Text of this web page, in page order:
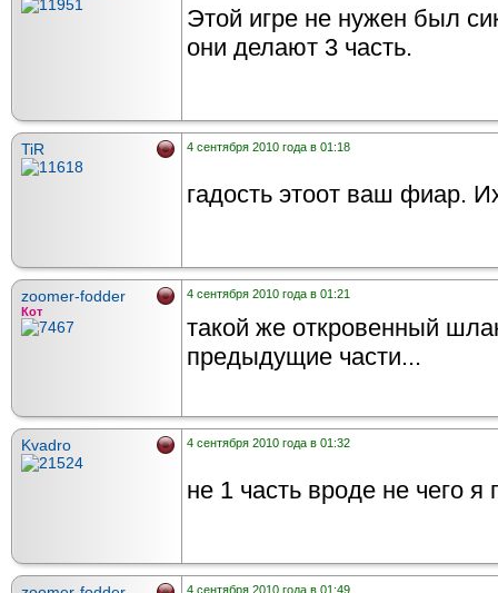
Этой игре не нужен был
они делают 3 часть.
TiR 4 сентября 2010 года в 01:18
гадость этоот ваш фиар.
zoomer-fodder
Кот
4 сентября 2010 года в 01:21
такой же откровенный
предыдущие части...
Kvadro 4 сентября 2010 года в 01:32
не 1 часть вроде не чего
4 сентября 2010 года в 01:49